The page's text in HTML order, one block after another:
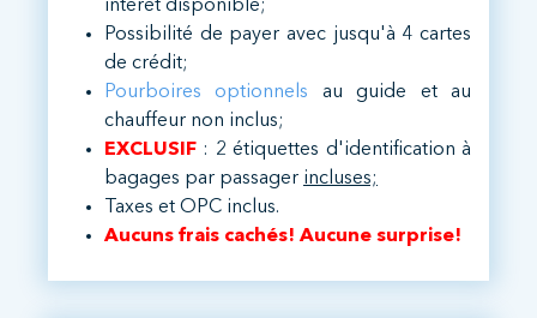
intérêt disponible;
Possibilité de payer avec jusqu'à 4 cartes
de crédit;
Pourboires optionnels au guide et au
chauffeur non inclus;
EXCLUSIF : 2 étiquettes d'identification à
bagages par passager incluses;
Taxes et OPC inclus.
Aucuns frais cachés! Aucune surprise!